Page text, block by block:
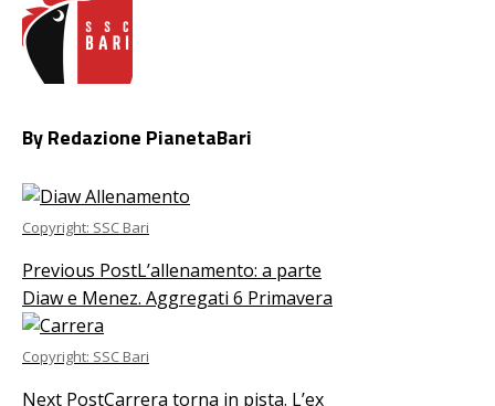
By Redazione PianetaBari
Copyright: SSC Bari
Previous PostL’allenamento: a parte
Diaw e Menez. Aggregati 6 Primavera
Copyright: SSC Bari
Next PostCarrera torna in pista. L’ex